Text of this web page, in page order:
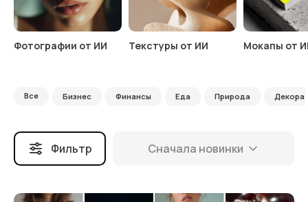
Фотографии от ИИ Текстуры от ИИ Мокапы от
Все Бизнес Финансы Еда Природа
Фильтр Сначала новинки